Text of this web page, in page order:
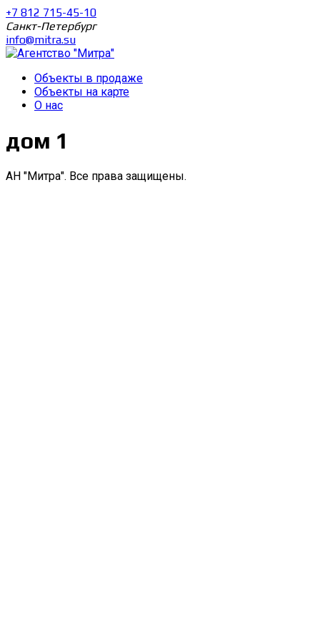
+7 812 715-45-10
Санкт-Петербург
info@mitra.su
Объекты в продаже
Объекты на карте
О нас
дом 1
АН "Митра". Все права защищены.